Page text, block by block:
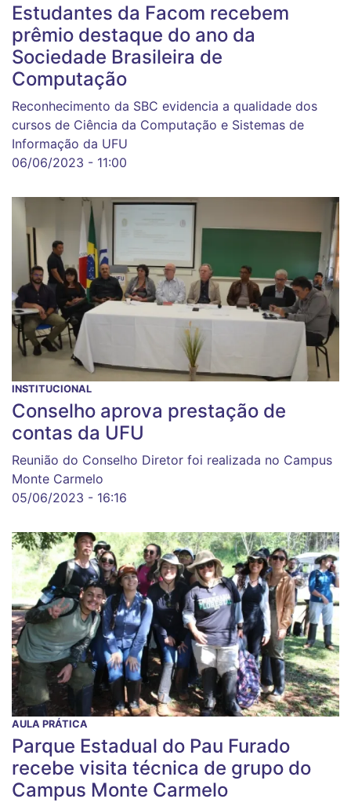
Estudantes da Facom recebem
prêmio destaque do ano da
Sociedade Brasileira de
Computação
Reconhecimento da SBC evidencia a qualidade dos
cursos de Ciência da Computação e Sistemas de
Informação da UFU
06/06/2023 - 11:00
INSTITUCIONAL
Conselho aprova prestação de
contas da UFU
Reunião do Conselho Diretor foi realizada no Campus
Monte Carmelo
05/06/2023 - 16:16
AULA PRÁTICA
Parque Estadual do Pau Furado
recebe visita técnica de grupo do
Campus Monte Carmelo